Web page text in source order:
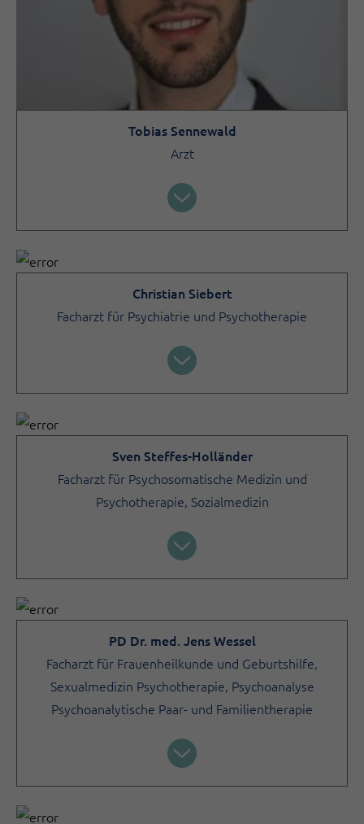
Tobias Sennewald
Arzt
Christian Siebert
Facharzt für Psychiatrie und Psychotherapie
Sven Steffes-Holländer
Facharzt für Psychosomatische Medizin und
Psychotherapie, Sozialmedizin
PD Dr. med. Jens Wessel
Facharzt für Frauenheilkunde und Geburtshilfe,
Sexualmedizin Psychotherapie, Psychoanalyse
Psychoanalytische Paar- und Familientherapie